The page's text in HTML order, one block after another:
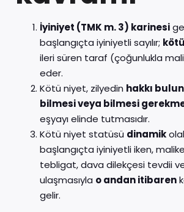
İyiniyet (TMK m. 3) karinesi
başlangıçta iyiniyetli sayılır;
ileri süren taraf (çoğunlukla
eder.
Kötü niyet, zilyedin hakkı
bilmesi veya bilmesi
eşyayı elinde tutmasıdır.
Kötü niyet statüsü dinamik
başlangıçta iyiniyetli iken,
tebligat, dava dilekçesi tevdii
ulaşmasıyla o andan itibaren
gelir.